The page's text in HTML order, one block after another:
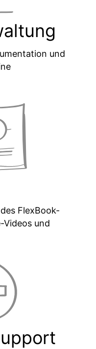
und
FlexBook-
Videos und